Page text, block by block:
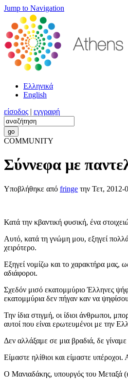
Jump to Navigation
Ελληνικά
English
είσοδος | εγγραφή
COMMUNITY
Σύννεφα με
Υποβλήθηκε από fringe την Τετ, 2012-
Κατά την κβαντική φυσική, ένα
Αυτό, κατά τη γνώμη μου, εξηγεί
χειρότερο.
Εξηγεί νομίζω και το χαρακτήρα μας,
αδιάφοροι.
Σχεδόν μισό εκατομμύριο Έλληνες
εκατομμύρια δεν πήγαν καν να
Την ίδια στιγμή, οι ίδιοι άνθρωποι,
αυτοί που είναι ερωτευμένοι με την
Δεν αλλάξαμε σε μια βραδιά, δε
Είμαστε ηλίθιοι και είμαστε
Ο Μανιαδάκης, υπουργός του Μεταξά